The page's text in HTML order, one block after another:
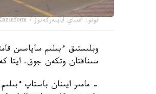
فوتو: اعىباي اياپبەرگەنوۆ / Kazinform
سىناقتان وتكەن جوق. ايتا